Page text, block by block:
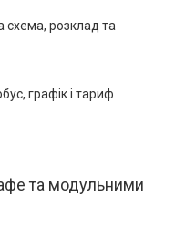
розклад та
графік і тариф
та модульними